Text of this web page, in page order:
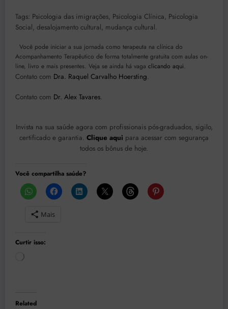
Tags: Psicologia das imigrações, Psicologia Clínica, Psicologia
Social, desalojamento cultural, mudança cultural.
Você pode iniciar a sua jornada como terapeuta na clínica do
Acompanhamento Terapêutico de forma totalmente gratuita com aulas on-
line, livro e mais presentes. Veja se ainda há vaga clicando aqui.
Contato com Dra. Raquel Carvalho Hoersting.
Contato com Dr. Alex Tavares.
Invista na sua saúde agora com profissionais pós-graduados, sigilo,
certificado e garantia. Clique aqui para acessar com segurança
todos os bônus de hoje.
Você compartilha saúde?
Mais
Curtir isso:
Carregando...
Related